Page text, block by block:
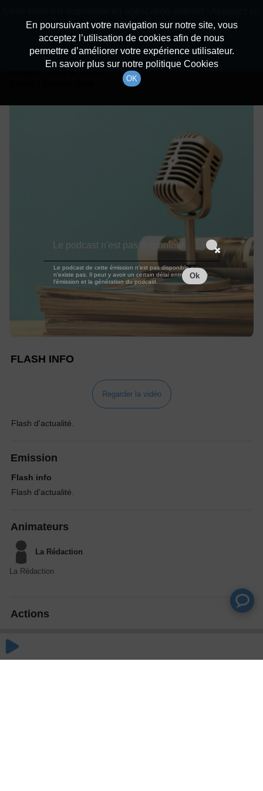
Détails De L'épisode
à 15h59
FLASH INFO
Regarder la vidéo
Flash d'actualité.
Emission
Flash info
Flash d'actualité.
Animateurs
La Rédaction
La Rédaction
Actions
En poursuivant votre navigation sur notre site, vous
acceptez l’utilisation de cookies afin de nous
permettre d’améliorer votre expérience utilisateur.
En savoir plus sur notre politique Cookies
OK
dessous pour l'installer.
Non merci Télécharger l'application
Le podcast n'est pas disponible
Le podcast de cette émission n'est pas disponible ou
n'existe pas. Il peut y avoir un certain délai entre la fin de
l'émission et la génération du podcast.
Ok